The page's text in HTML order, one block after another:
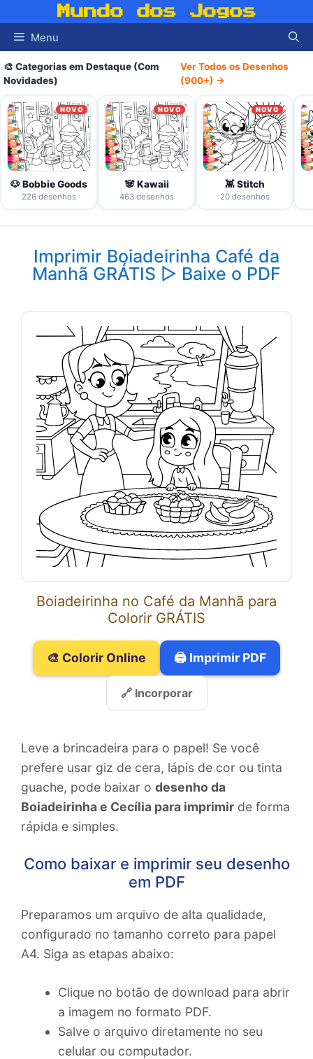
para
conteúdo
Mundo dos Jogos
Menu
🎨 Categorias em Destaque (Com
Novidades)
Ver Todos os Desenhos
(900+) →
NOVO
🐶 Bobbie Goods
226 desenhos
NOVO
🐼 Kawaii
463 desenhos
NOVO
👾 Stitch
20 desenhos
Imprimir Boiadeirinha Café da
Manhã GRÁTIS ▷ Baixe o PDF
Boiadeirinha no Café da Manhã para
Colorir GRÁTIS
🎨 Colorir Online 🖨️ Imprimir PDF
🔗 Incorporar
Leve a brincadeira para o papel! Se você
prefere usar giz de cera, lápis de cor ou tinta
guache, pode baixar o desenho da
Boiadeirinha e Cecília para imprimir de forma
rápida e simples.
Como baixar e imprimir seu desenho
em PDF
Preparamos um arquivo de alta qualidade,
configurado no tamanho correto para papel
A4. Siga as etapas abaixo:
Clique no botão de download para abrir
a imagem no formato PDF.
Salve o arquivo diretamente no seu
celular ou computador.